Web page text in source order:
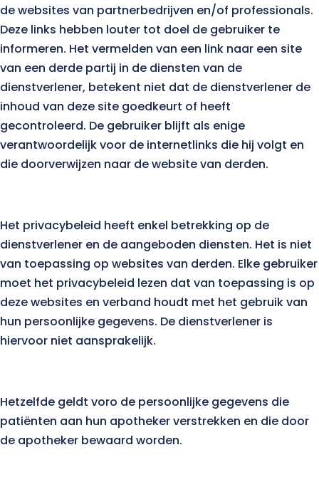
de websites van partnerbedrijven en/of professionals.
Deze links hebben louter tot doel de gebruiker te
informeren. Het vermelden van een link naar een site
van een derde partij in de diensten van de
dienstverlener, betekent niet dat de dienstverlener de
inhoud van deze site goedkeurt of heeft
gecontroleerd. De gebruiker blijft als enige
verantwoordelijk voor de internetlinks die hij volgt en
die doorverwijzen naar de website van derden.
Het privacybeleid heeft enkel betrekking op de
dienstverlener en de aangeboden diensten. Het is niet
van toepassing op websites van derden. Elke gebruiker
moet het privacybeleid lezen dat van toepassing is op
deze websites en verband houdt met het gebruik van
hun persoonlijke gegevens. De dienstverlener is
hiervoor niet aansprakelijk.
Hetzelfde geldt voro de persoonlijke gegevens die
patiënten aan hun apotheker verstrekken en die door
de apotheker bewaard worden.